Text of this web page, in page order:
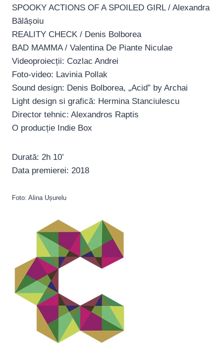
SPOOKY ACTIONS OF A SPOILED GIRL / Alexandra
Bălășoiu
REALITY CHECK / Denis Bolborea
BAD MAMMA / Valentina De Piante Niculae
Videoproiecții: Cozlac Andrei
Foto-video: Lavinia Pollak
Sound design: Denis Bolborea, „Acid” by Archai
Light design si grafică: Hermina Stanciulescu
Director tehnic: Alexandros Raptis
O producție Indie Box
Durată: 2h 10’
Data premierei: 2018
Foto: Alina Ușurelu